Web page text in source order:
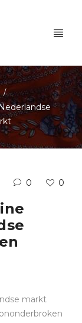
/
0 0
markt